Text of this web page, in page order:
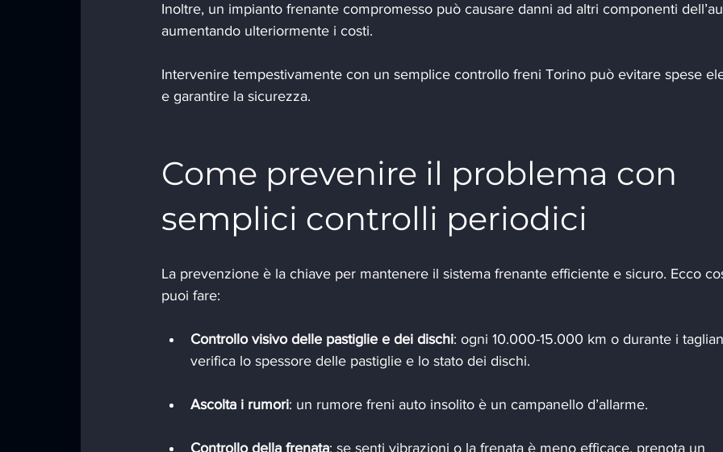
Inoltre, un impianto frenante compromesso può causare danni ad altri componenti
aumentando ulteriormente i costi.
Intervenire tempestivamente con un semplice controllo freni Torino può evitare spese
e garantire la sicurezza.
Come prevenire il problema con
semplici controlli periodici
La prevenzione è la chiave per mantenere il sistema frenante efficiente e sicuro. Ecco
puoi fare:
Controllo visivo delle pastiglie e dei dischi: ogni 10.000-15.000 km o durante i
verifica lo spessore delle pastiglie e lo stato dei dischi.
Ascolta i rumori: un rumore freni auto insolito è un campanello d’allarme.
Controllo della frenata: se senti vibrazioni o la frenata è meno efficace, prenota un